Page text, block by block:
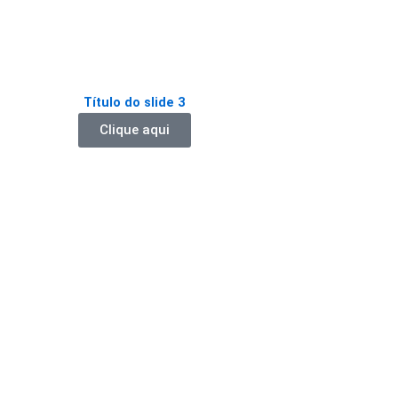
Título do slide 3
Clique aqui